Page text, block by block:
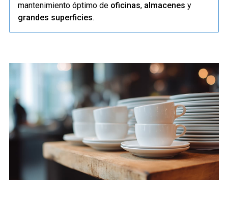
mantenimiento óptimo de oficinas, almacenes y
grandes superficies.